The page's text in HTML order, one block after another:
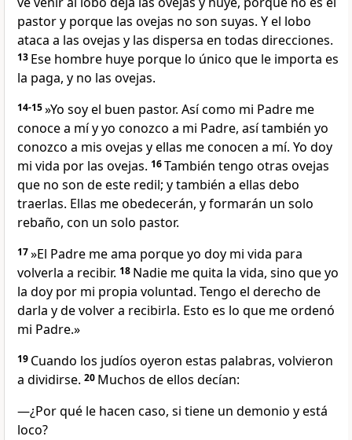
pastor y porque las ovejas no son suyas. Y el lobo
ataca a las ovejas y las dispersa en todas direcciones.
13 Ese hombre huye porque lo único que le importa es
la paga, y no las ovejas.
14-15»Yo soy el buen pastor. Así como mi Padre me
conoce a mí y yo conozco a mi Padre, así también yo
conozco a mis ovejas y ellas me conocen a mí. Yo doy
mi vida por las ovejas. 16También tengo otras ovejas
que no son de este redil; y también a ellas debo
traerlas. Ellas me obedecerán, y formarán un solo
rebaño, con un solo pastor.
17»El Padre me ama porque yo doy mi vida para
volverla a recibir. 18 Nadie me quita la vida, sino que yo
la doy por mi propia voluntad. Tengo el derecho de
darla y de volver a recibirla. Esto es lo que me ordenó
mi Padre.»
19 Cuando los judíos oyeron estas palabras, volvieron
a dividirse. 20 Muchos de ellos decían:
—¿Por qué le hacen caso, si tiene un demonio y está
loco?